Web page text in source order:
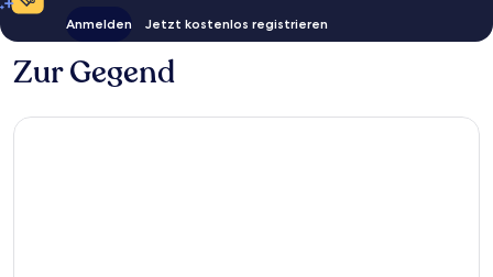
Anmelden Jetzt kostenlos registrieren
Zur Gegend